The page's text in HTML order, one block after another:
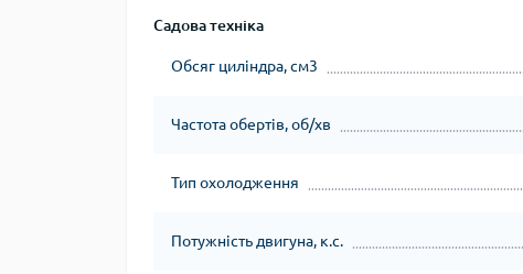
Садова техніка
Обсяг циліндра, см3
Частота обертів, об/хв
Тип охолодження
Потужність двигуна, к.с.